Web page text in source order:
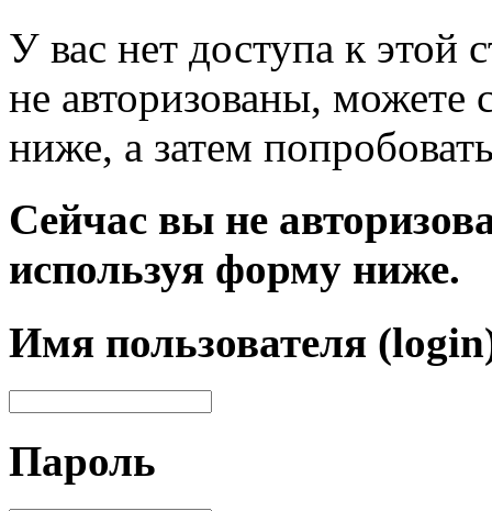
У вас нет доступа к
не авторизованы, можете
ниже, а затем
Сейчас вы не
используя форму ниже.
Имя пользователя
Пароль